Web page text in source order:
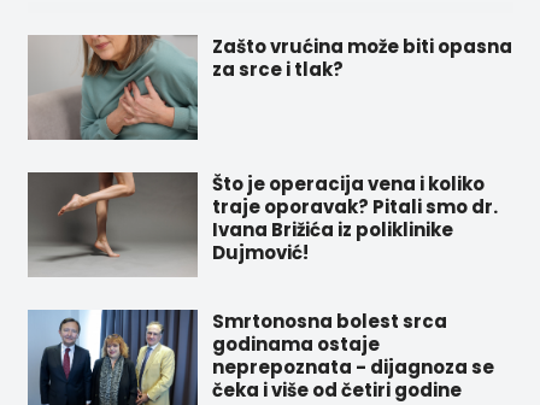
Zašto vrućina može biti opasna
za srce i tlak?
Što je operacija vena i koliko
traje oporavak? Pitali smo dr.
Ivana Brižića iz poliklinike
Dujmović!
Smrtonosna bolest srca
godinama ostaje
neprepoznata - dijagnoza se
čeka i više od četiri godine